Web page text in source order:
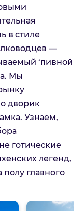
в стиле
—
‘пивной
Мы
дворик
Узнаем,
готические
легенд,
полу главного